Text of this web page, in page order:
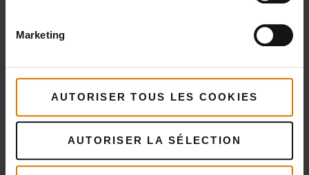
Marketing
AUTORISER TOUS LES COOKIES
AUTORISER LA SÉLECTION